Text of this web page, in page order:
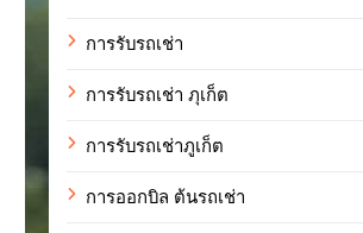
การรับรถเช่า
การรับรถเช่า ภุเก็ต
การรับรถเช่าภูเก็ต
การออกบิล ต้นรถเช่า